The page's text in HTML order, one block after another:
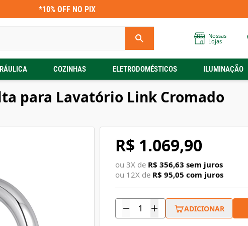
*10% OFF NO PIX
Nossas
Lojas
COZINHAS ELETRODOMÉSTICOS ILUMINAÇÃO
para Lavatório Link Cromado
R$ 1.069,90
ou 3X de R$ 356,63 sem juros
ou 12X de R$ 95,05 com juros
ADICIONAR